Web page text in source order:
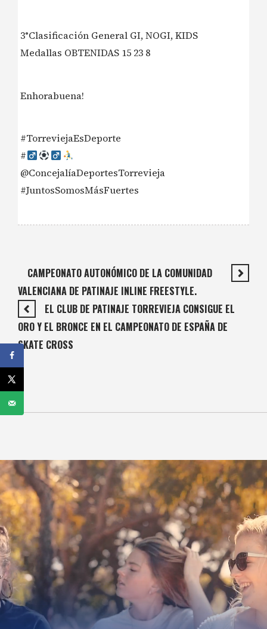
3°Clasificación General GI, NOGI, KIDS
Medallas OBTENIDAS 15 23 8
Enhorabuena!
#TorreviejaEsDeporte
#‍
@ConcejalíaDeportesTorrevieja
#JuntosSomosMásFuertes
CAMPEONATO AUTONÓMICO DE LA COMUNIDAD
VALENCIANA DE PATINAJE INLINE FREESTYLE.
EL CLUB DE PATINAJE TORREVIEJA CONSIGUE EL
ORO Y EL BRONCE EN EL CAMPEONATO DE ESPAÑA DE
SKATE CROSS